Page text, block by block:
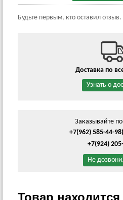
Будьте первым, кто оставил отзыв.
Доставка по
Узнать о
Заказывайте
+7(962) 585-44-98
+7(924)
Не
Товар